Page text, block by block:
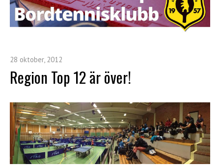
28 oktober, 2012
Region Top 12 är över!